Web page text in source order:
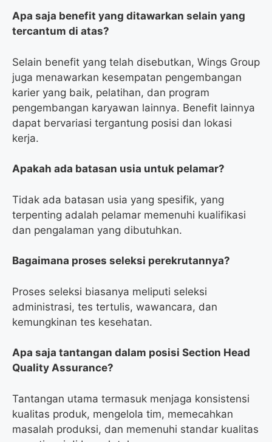
Apa saja benefit yang ditawarkan selain yang
tercantum di atas?
Selain benefit yang telah disebutkan, Wings Group
juga menawarkan kesempatan pengembangan
karier yang baik, pelatihan, dan program
pengembangan karyawan lainnya. Benefit lainnya
dapat bervariasi tergantung posisi dan lokasi
kerja.
Apakah ada batasan usia untuk pelamar?
Tidak ada batasan usia yang spesifik, yang
terpenting adalah pelamar memenuhi kualifikasi
dan pengalaman yang dibutuhkan.
Bagaimana proses seleksi perekrutannya?
Proses seleksi biasanya meliputi seleksi
administrasi, tes tertulis, wawancara, dan
kemungkinan tes kesehatan.
Apa saja tantangan dalam posisi Section Head
Quality Assurance?
Tantangan utama termasuk menjaga konsistensi
kualitas produk, mengelola tim, memecahkan
masalah produksi, dan memenuhi standar kualitas